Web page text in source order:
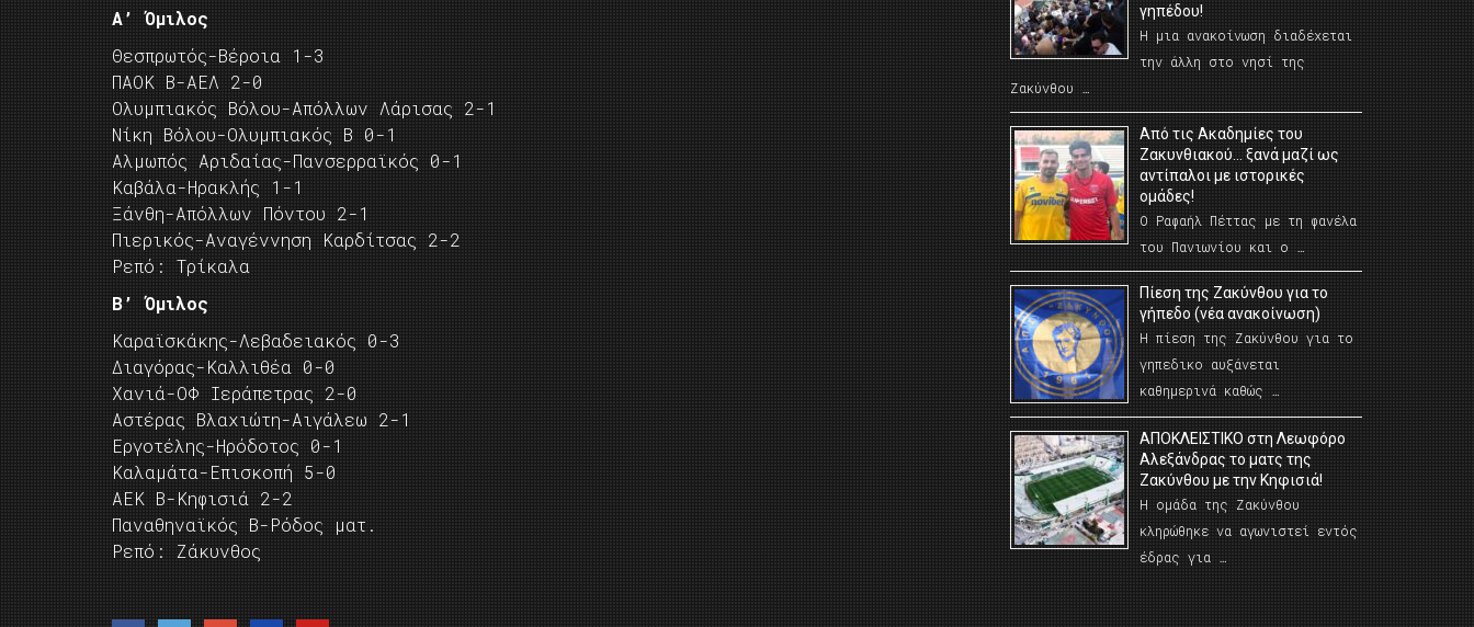
A’ Όμιλος
Θεσπρωτός-Βέροια 1-3
ΠΑΟΚ Β-ΑΕΛ 2-0
Ολυμπιακός Βόλου-Απόλλων Λάρισας 2-1
Νίκη Βόλου-Ολυμπιακός Β 0-1
Αλμωπός Αριδαίας-Πανσερραϊκός 0-1
Καβάλα-Ηρακλής 1-1
Ξάνθη-Απόλλων Πόντου 2-1
Πιερικός-Αναγέννηση Καρδίτσας 2-2
Ρεπό: Τρίκαλα
B’ Όμιλος
Καραϊσκάκης-Λεβαδειακός 0-3
Διαγόρας-Καλλιθέα 0-0
Χανιά-ΟΦ Ιεράπετρας 2-0
Αστέρας Βλαχιώτη-Αιγάλεω 2-1
Εργοτέλης-Ηρόδοτος 0-1
Καλαμάτα-Επισκοπή 5-0
ΑΕΚ Β-Κηφισιά 2-2
Παναθηναϊκός Β-Ρόδος ματ.
Ρεπό: Ζάκυνθος
γηπέδου!
Η μια ανακοίνωση διαδέχεται
την άλλη στο νησί της
Ζακύνθου …
Από τις Ακαδημίες του
Ζακυνθιακού… ξανά μαζί ως
αντίπαλοι με ιστορικές
ομάδες!
Ο Ραφαήλ Πέττας με τη φανέλα
του Πανιωνίου και ο …
Πίεση της Ζακύνθου για το
γήπεδο (νέα ανακοίνωση)
Η πίεση της Ζακύνθου για το
γηπεδικο αυξάνεται
καθημερινά καθώς …
AΠΟΚΛΕΙΣΤΙΚΟ στη Λεωφόρο
Αλεξάνδρας το ματς της
Ζακύνθου με την Κηφισιά!
Η ομάδα της Ζακύνθου
κληρώθηκε να αγωνιστεί εντός
έδρας για …